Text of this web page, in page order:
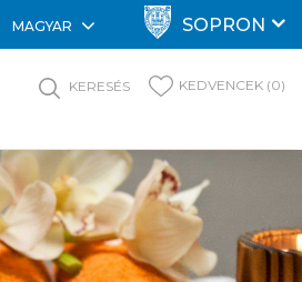
MAGYAR SOPRON
KERESÉS KEDVENCEK (0)